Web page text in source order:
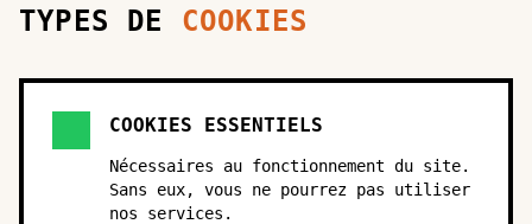
TYPES DE COOKIES
COOKIES ESSENTIELS
Nécessaires au fonctionnement du site.
Sans eux, vous ne pourrez pas utiliser
nos services.